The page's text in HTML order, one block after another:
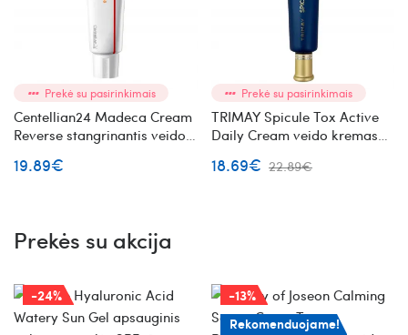
Prekė su pasirinkimais
Centellian24 Madeca Cream
Reverse stangrinantis veido
19.89€
Prekė su pasirinkimais
TRIMAY Spicule Tox Active
Daily Cream veido kremas
18.69€ 22.89€
Prekės su akcija
-24% -13%
Rekomenduojame!